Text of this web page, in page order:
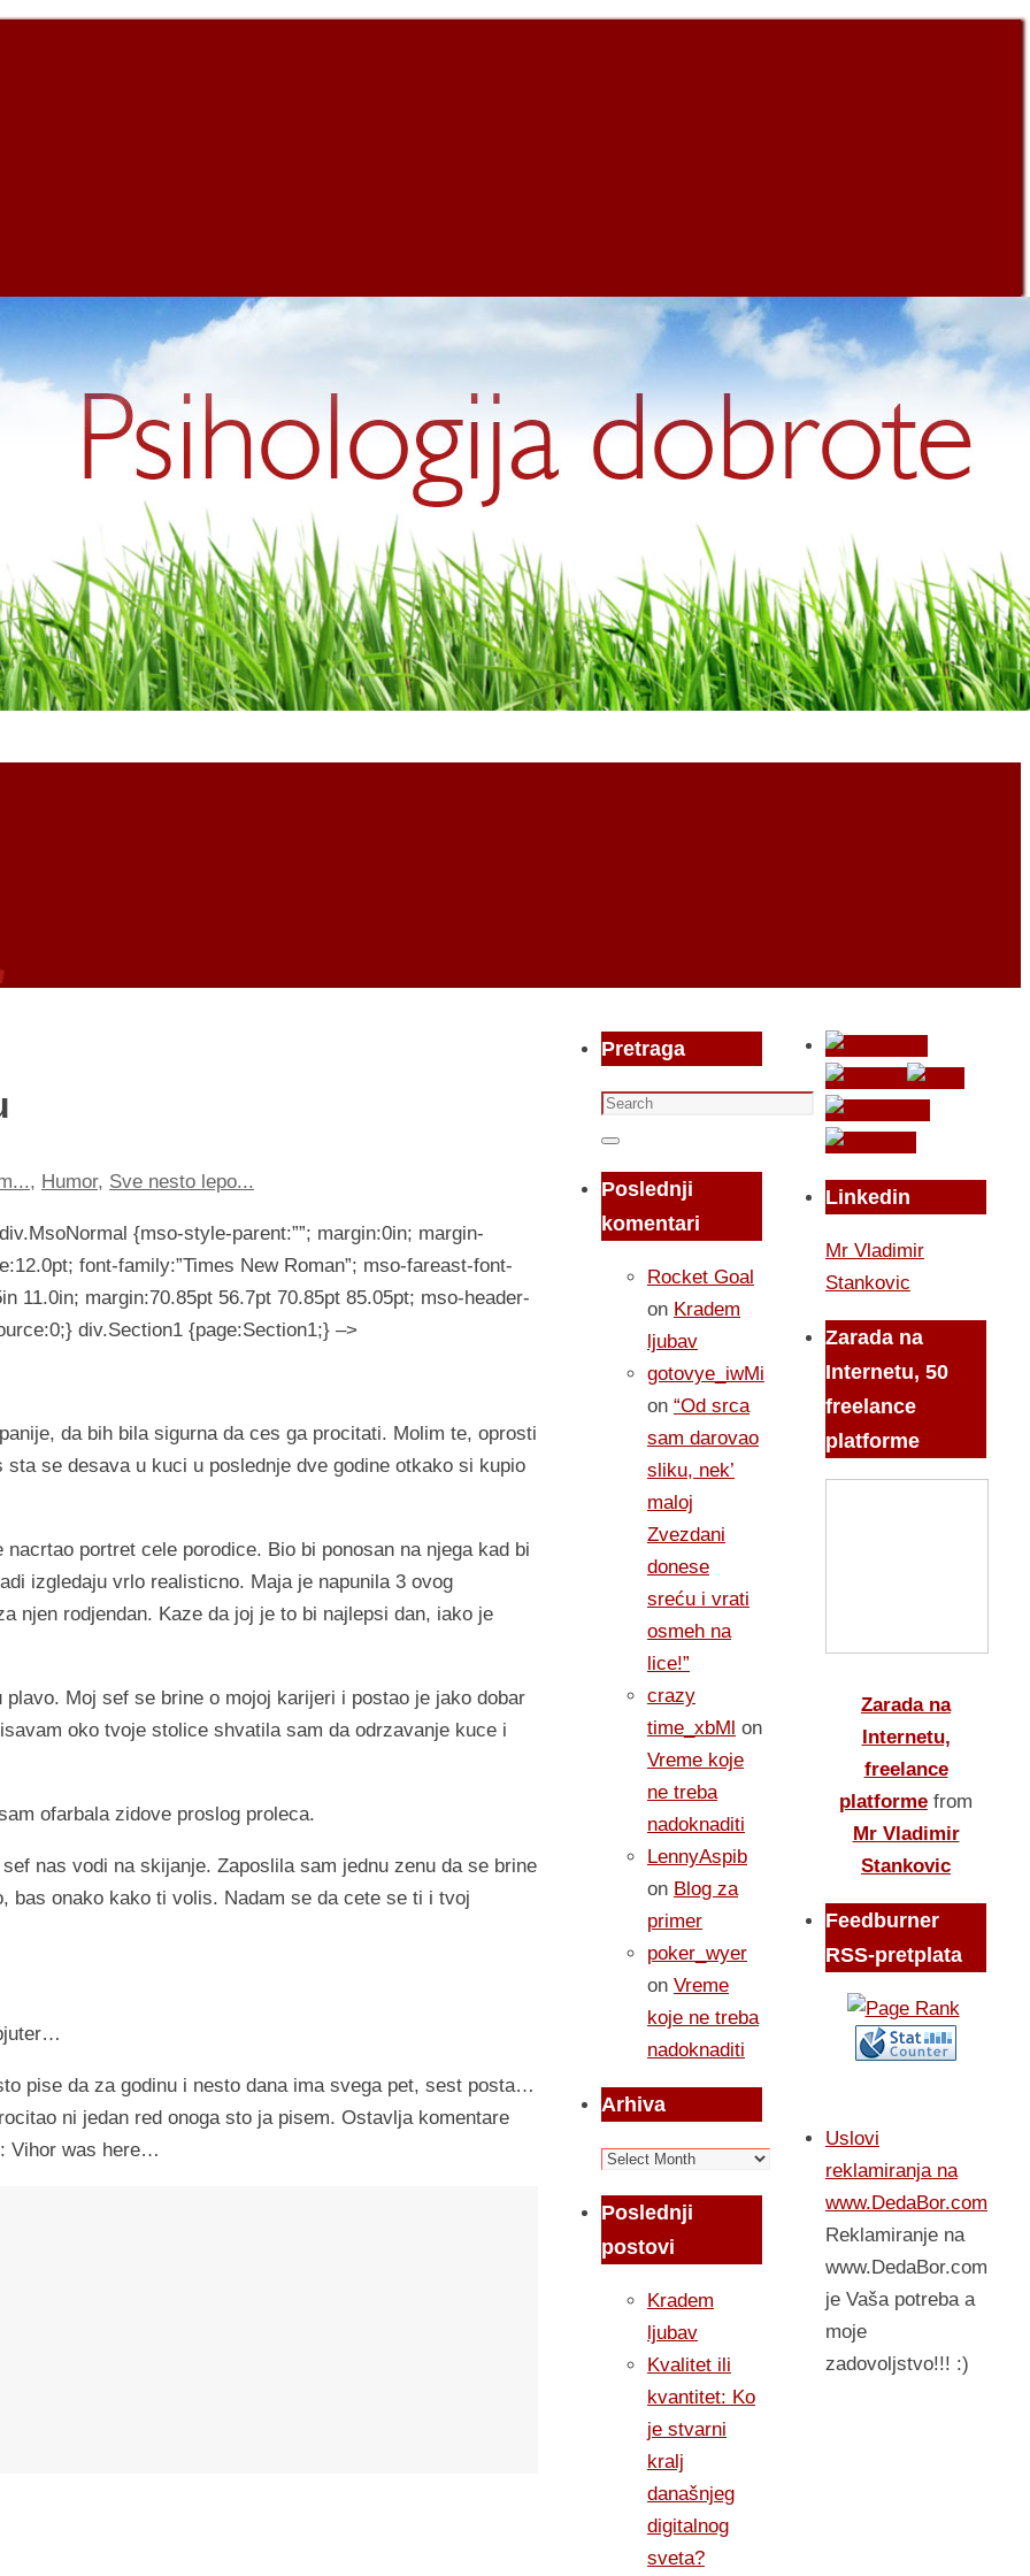
, Humor, Sve nesto lepo...
{mso-style-parent:””; margin:0in; margin-
font-family:”Times New Roman”; mso-fareast-font-
11.0in; margin:70.85pt 56.7pt 70.85pt 85.05pt; mso-header-
div.Section1 {page:Section1;} –>
da bih bila sigurna da ces ga procitati. Molim te, oprosti
se desava u kuci u poslednje dve godine otkako si kupio
portret cele porodice. Bio bi ponosan na njega kad bi
izgledaju vrlo realisticno. Maja je napunila 3 ovog
njen rodjendan. Kaze da joj je to bi najlepsi dan, iako je
Moj sef se brine o mojoj karijeri i postao je jako dobar
oko tvoje stolice shvatila sam da odrzavanje kuce i
ofarbala zidove proslog proleca.
nas vodi na skijanje. Zaposlila sam jednu zenu da se brine
bas onako kako ti volis. Nadam se da cete se ti i tvoj
pise da za godinu i nesto dana ima svega pet, sest posta…
ni jedan red onoga sto ja pisem. Ostavlja komentare
Vihor was here…
Pretraga
Search
for:
Search
Poslednji
komentari
Rocket Goal
on Kradem
ljubav
gotovye_iwMi
on “Od srca
sam darovao
sliku, nek’
maloj
Zvezdani
donese
sreću i vrati
osmeh na
lice!”
crazy
time_xbMl on
Vreme koje
ne treba
nadoknaditi
LennyAspib
on Blog za
primer
poker_wyer
on Vreme
koje ne treba
nadoknaditi
Arhiva
Arhiva
Poslednji
postovi
Kradem
ljubav
Kvalitet ili
kvantitet: Ko
je stvarni
kralj
današnjeg
digitalnog
sveta?
Linkedin
Mr Vladimir
Stankovic
Zarada na
Internetu, 50
freelance
platforme
Zarada na
Internetu,
freelance
platforme from
Mr Vladimir
Stankovic
Feedburner
RSS-pretplata
Uslovi
reklamiranja na
www.DedaBor.com
Reklamiranje na
www.DedaBor.com
je Vaša potreba a
moje
zadovoljstvo!!! :)